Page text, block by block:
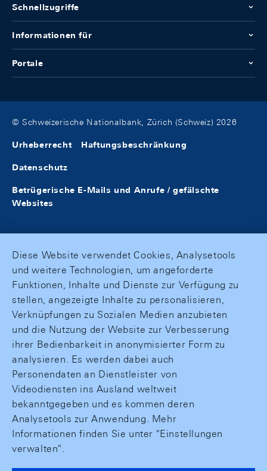
Schnellzugriffe
Informationen für
Portale
© Schweizerische Nationalbank, Zürich (Schweiz) 2026
Urheberrecht Haftungsbeschränkung
Datenschutz
Betrügerische E-Mails und Anrufe / gefälschte
Websites
Diese Website verwendet Cookies, Analysetools
und weitere Technologien, um angeforderte
Funktionen, Inhalte und Dienste zur Verfügung zu
stellen, angezeigte Inhalte zu personalisieren,
Verknüpfungen zu Sozialen Medien anzubieten
und die Nutzung der Website zur Verbesserung
ihrer Bedienbarkeit in anonymisierter Form zu
analysieren. Es werden dabei auch
Personendaten an Dienstleister von
Videodiensten ins Ausland weltweit
bekanntgegeben und es kommen deren
Analysetools zur Anwendung. Mehr
Informationen finden Sie unter "Einstellungen
verwalten".